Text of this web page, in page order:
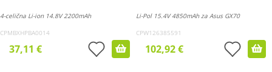
4-celična Li-ion 14.8V 2200mAh
CPMBXHPBA0014
37,11 €
Li-Pol 15.4V 4850mAh za Asus GX70
CPW126385591
102,92 €